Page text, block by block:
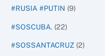
#RUSIA #PUTIN (9)
#SOSCUBA. (22)
#SOSSANTACRUZ (2)